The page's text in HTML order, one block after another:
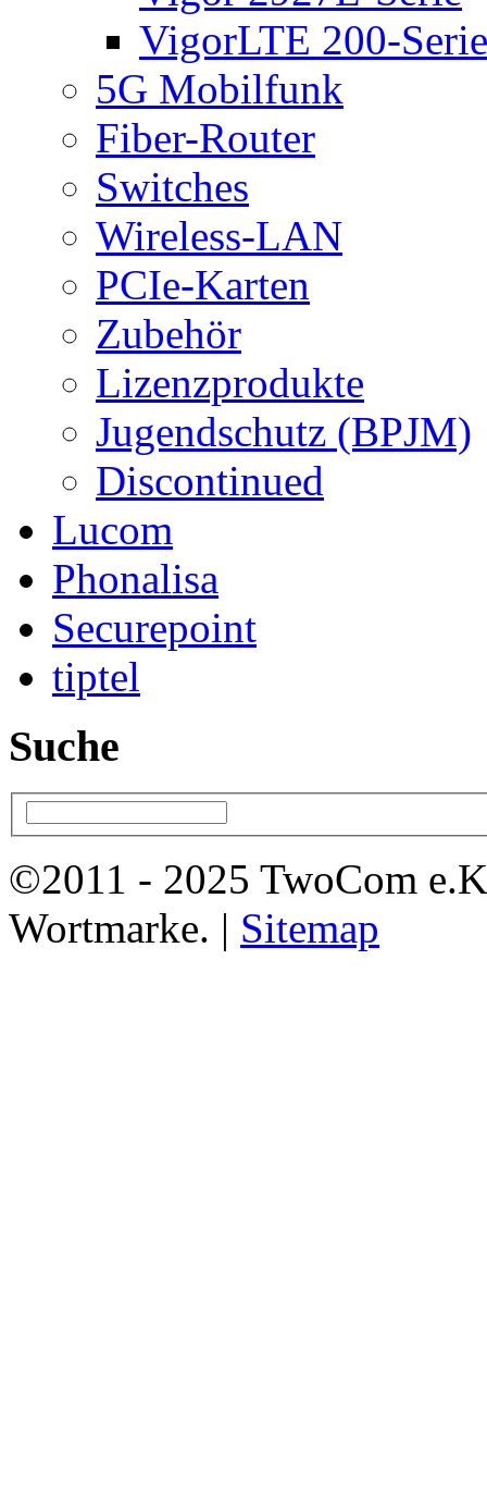
VigorLTE 200-Serie
5G Mobilfunk
Fiber-Router
Switches
Wireless-LAN
PCIe-Karten
Zubehör
Lizenzprodukte
Jugendschutz (BPJM)
Discontinued
Lucom
Phonalisa
Securepoint
tiptel
Suche
©2011 - 2025 TwoCom
Wortmarke. | Sitemap